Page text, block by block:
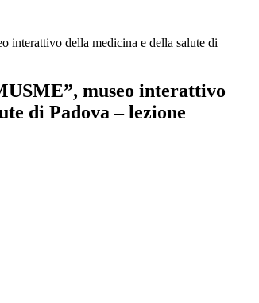
interattivo della medicina e della salute di
museo interattivo
di Padova – lezione